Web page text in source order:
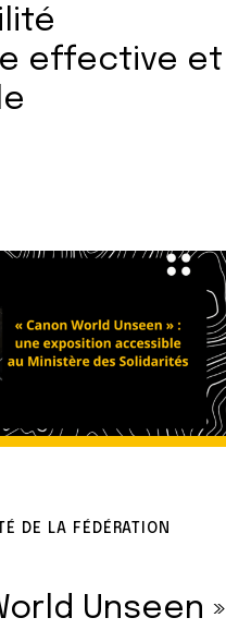
effective et
Unseen »
DE LA FÉDÉRATION